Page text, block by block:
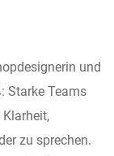
und
Starke Teams
zu sprechen.